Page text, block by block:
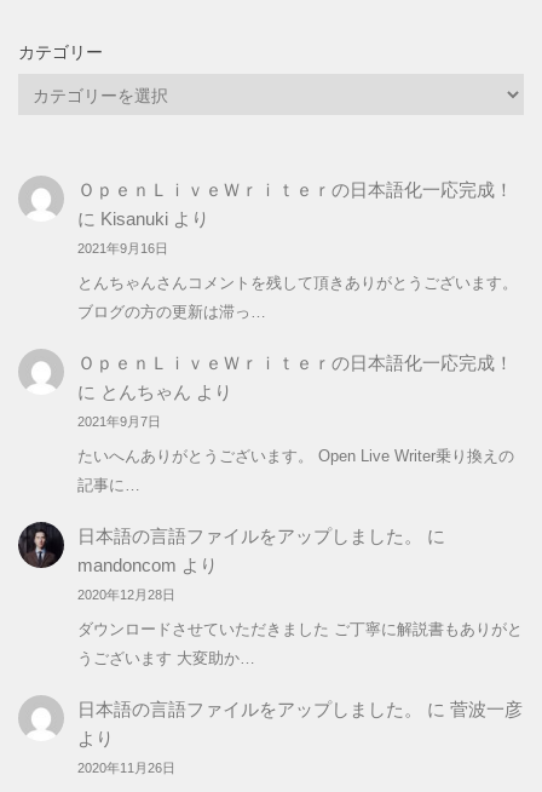
カテゴリー
リ
ー
ＯｐｅｎＬｉｖｅＷｒｉｔｅｒの日本語化一応完成！
に Kisanukiより
2021年9月16日
とんちゃんさんコメントを残して頂きありがとうございます。
ブログの方の更新は滞っ…
ＯｐｅｎＬｉｖｅＷｒｉｔｅｒの日本語化一応完成！
に とんちゃん より
2021年9月7日
たいへんありがとうございます。 Open Live Writer乗り換えの
記事に…
日本語の言語ファイルをアップしました。
に
mandoncom より
2020年12月28日
ダウンロードさせていただきました ご丁寧に解説書もありがと
うございます 大変助か…
日本語の言語ファイルをアップしました。 に 菅波一彦
より
2020年11月26日